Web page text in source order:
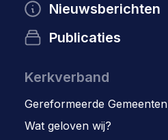
Nieuwsberichten
Publicaties
Kerkverband
Gereformeerde Gemeenten
Wat geloven wij?